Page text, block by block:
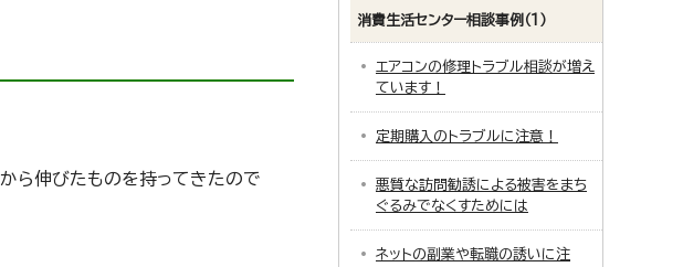
から伸びたものを持ってきたので
消費生活センター相談事例（1）
エアコンの修理トラブル相談が増え
ています！
定期購入のトラブルに注意！
悪質な訪問勧誘による被害をまち
ぐるみでなくすためには
ネットの副業や転職の誘いに注